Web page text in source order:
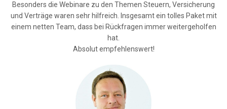
Besonders die Webinare zu den Themen Steuern, Versicherung
und Verträge waren sehr hilfreich. Insgesamt ein tolles Paket mit
einem netten Team, dass bei Rückfragen immer weitergeholfen
hat.
Absolut empfehlenswert!